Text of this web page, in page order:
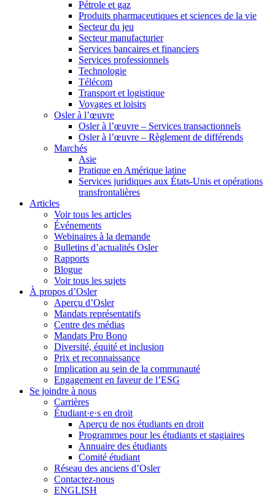
Pétrole et gaz
Produits pharmaceutiques et sciences de la vie
Secteur du jeu
Secteur manufacturier
Services bancaires et financiers
Services professionnels
Technologie
Télécom
Transport et logistique
Voyages et loisirs
Osler à l’œuvre
Osler à l’œuvre – Services transactionnels
Osler à l’œuvre – Règlement de différends
Marchés
Asie
Pratique en Amérique latine
Services juridiques aux États-Unis et opérations
transfrontalières
Articles
Voir tous les articles
Événements
Webinaires à la demande
Bulletins d’actualités Osler
Rapports
Blogue
Voir tous les sujets
À propos d’Osler
Aperçu d’Osler
Mandats représentatifs
Centre des médias
Mandats Pro Bono
Diversité, équité et inclusion
Prix ​​et reconnaissance
Implication au sein de la communauté
Engagement en faveur de l’ESG
Se joindre à nous
Carrières
Étudiant·e·s en droit
Aperçu de nos étudiants en droit
Programmes pour les étudiants et stagiaires
Annuaire des étudiants
Comité étudiant
Réseau des anciens d’Osler
Contactez-nous
ENGLISH